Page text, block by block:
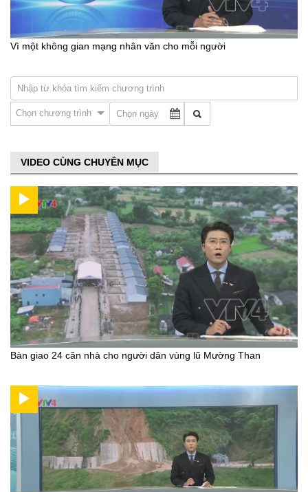
Vì một không gian mạng nhân văn cho mỗi người
Chọn chương trình
VIDEO CÙNG CHUYÊN MỤC
Bàn giao 24 căn nhà cho người dân vùng lũ Mường Than